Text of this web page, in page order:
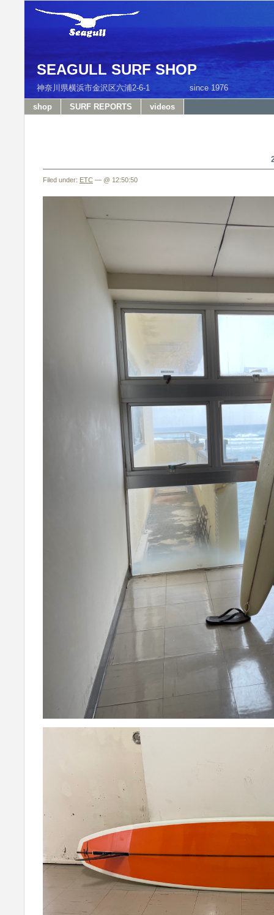
SEAGULL SURF SHOP
神奈川県横浜市金沢区六浦2-6-1 since
shop SURF REPORTS videos
Filed under: ETC — @ 12:50:50